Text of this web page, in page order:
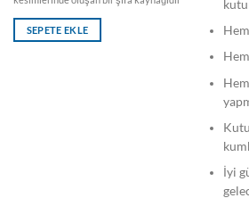
SEPETE EKLE
İyi